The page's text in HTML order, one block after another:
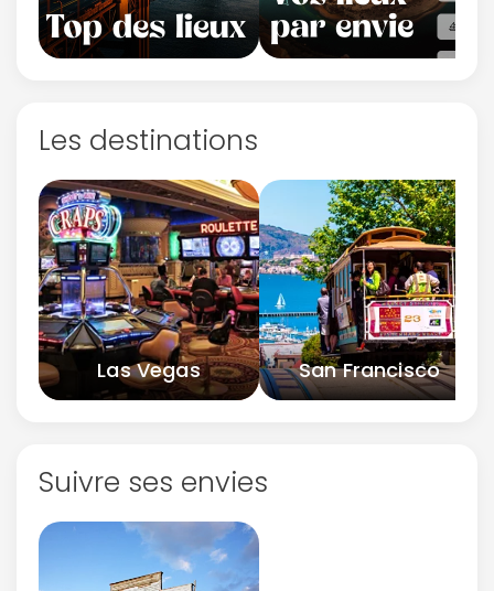
Les destinations
Las Vegas San Francisco
Suivre ses envies